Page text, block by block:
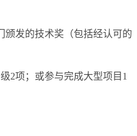
颁发的技术奖（包括经认可的
2项；或参与完成大型项目1